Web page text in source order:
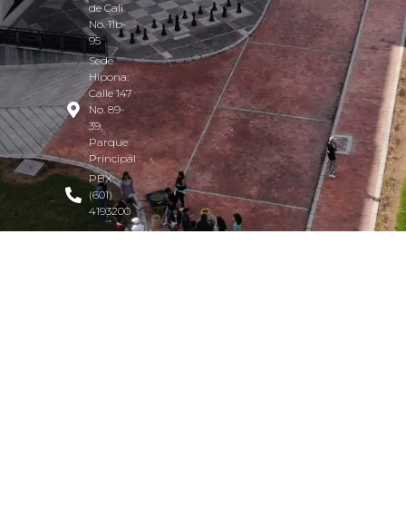
de Cali
No. 11b-
95
Sede
Hipona:
Calle 147
No. 89-
39,
Parque
Principal
PBX:
(601)
4193200